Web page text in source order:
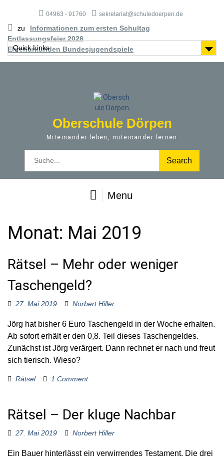
04963 - 91760 sekretariat@schuledoerpen.de
zu
Informationen zum ersten Schultag
Entlassungsfeier 2026
Ehrenurkunden Bundesjugendspiele
Quick Links
Oberschule Dörpen
Miteinander leben, miteinander lernen
o
r
Menu
Monat: Mai 2019
Rätsel – Mehr oder weniger
Taschengeld?
27. Mai 2019 Norbert Hiller
Jörg hat bisher 6 Euro Taschengeld in der Woche erhalten.
Ab sofort erhält er den 0,8. Teil dieses Taschengeldes.
Zunächst ist Jörg verärgert. Dann rechnet er nach und freut
sich tierisch. Wieso?
Rätsel 1 Comment
Rätsel – Der kluge Nachbar
27. Mai 2019 Norbert Hiller
Ein Bauer hinterlässt ein verwirrendes Testament. Die drei